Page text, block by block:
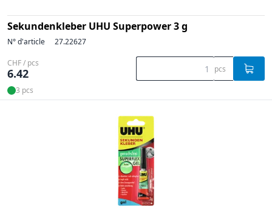
Sekundenkleber UHU Superpower 3 g
N° d'article 27.22627
CHF / pcs
6.42 pcs
3 pcs